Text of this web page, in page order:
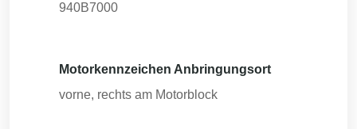
940B7000
Motorkennzeichen Anbringungsort
vorne, rechts am Motorblock